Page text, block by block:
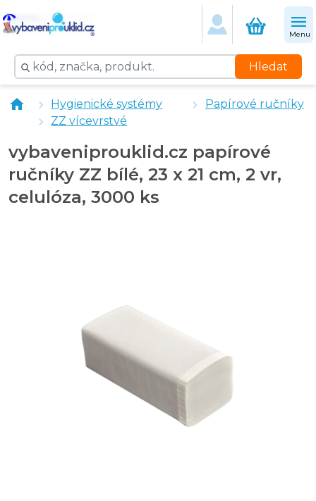
Menu
Hledat
vybaveniprouklid.cz Zásobník na papírové ručníky
vybaveniprouklid.cz Zásobník na papírové ručníky
Jofel Zásobník papírových ručníků ZZ 600 AH33000
Hygienické systémy
Papírové ručníky
ZZ vícevrstvé
vybaveniprouklid.cz papírové
ručníky ZZ bílé, 23 x 21 cm, 2 vr,
celulóza, 3000 ks